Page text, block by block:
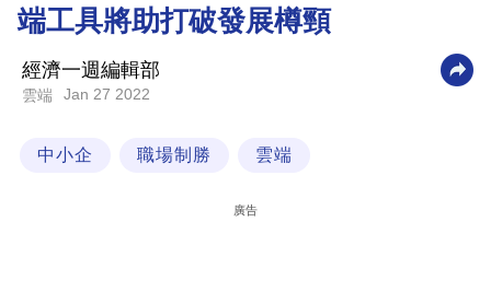
商
業
科
端工具將助打破發展樽頸
經濟一週編輯部
雲端 Jan 27 2022
中小企 職場制勝 雲端
廣告